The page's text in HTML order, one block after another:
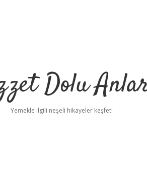
Dolu
Yemekle ilgili neşeli hikayeler keşfet!